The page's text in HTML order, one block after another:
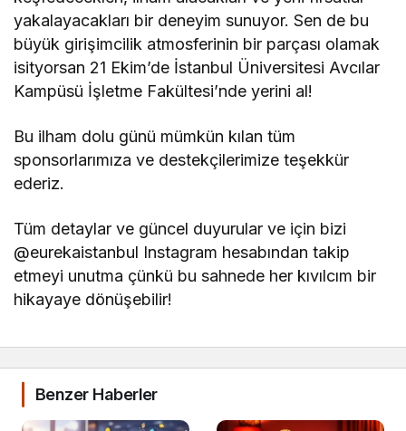
yakalayacakları bir deneyim sunuyor. Sen de bu
büyük girişimcilik atmosferinin bir parçası olamak
isityorsan 21 Ekim’de İstanbul Üniversitesi Avcılar
Kampüsü İşletme Fakültesi’nde yerini al!
Bu ilham dolu günü mümkün kılan tüm
sponsorlarımıza ve destekçilerimize teşekkür
ederiz.
Tüm detaylar ve güncel duyurular ve için bizi
@eurekaistanbul Instagram hesabından takip
etmeyi unutma çünkü bu sahnede her kıvılcım bir
hikayaye dönüşebilir!
Benzer Haberler